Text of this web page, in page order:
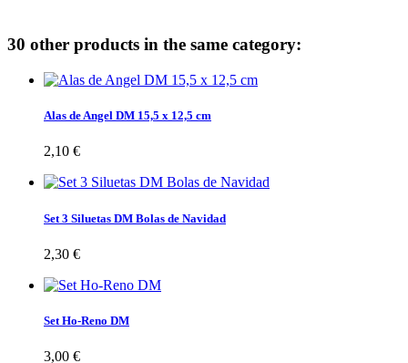
30 other products in the same category:
Alas de Angel DM 15,5 x 12,5 cm
2,10 €
Set 3 Siluetas DM Bolas de Navidad
2,30 €
Set Ho-Reno DM
3,00 €